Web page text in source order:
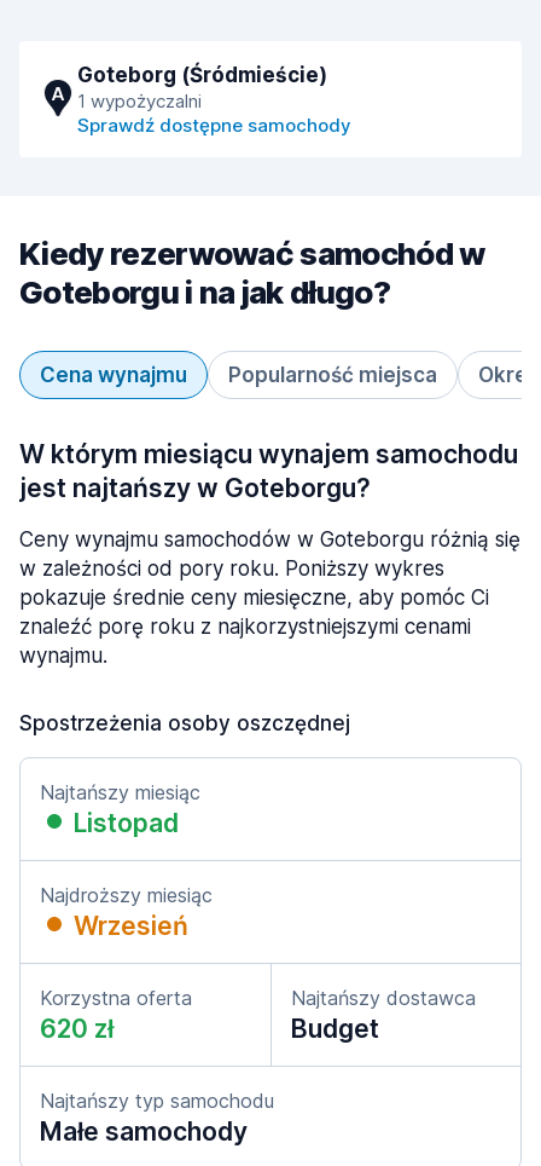
A
Goteborg (Śródmieście)
1 wypożyczalni
Sprawdź dostępne samochody
Kiedy rezerwować samochód w
Goteborgu i na jak długo?
Cena wynajmu Popularność miejsca
W którym miesiącu wynajem samochodu
jest najtańszy w Goteborgu?
Ceny wynajmu samochodów w Goteborgu różnią się
w zależności od pory roku. Poniższy wykres
pokazuje średnie ceny miesięczne, aby pomóc Ci
znaleźć porę roku z najkorzystniejszymi cenami
wynajmu.
Spostrzeżenia osoby oszczędnej
Najtańszy miesiąc
Listopad
Najdroższy miesiąc
Wrzesień
Korzystna oferta
620 zł
Najtańszy dostawca
Budget
Najtańszy typ samochodu
Małe samochody